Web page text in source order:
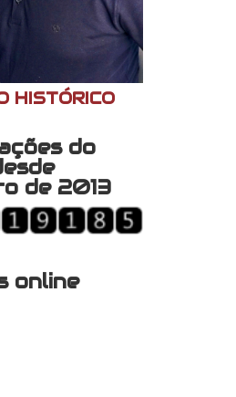
HISTÓRICO
do
de 2013
online